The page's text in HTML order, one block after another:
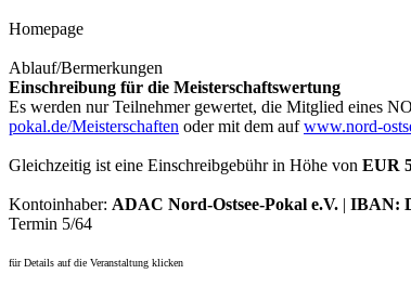
Homepage
Ablauf/Bermerkungen
Einschreibung für die Meisterschaftswertung
Es werden nur Teilnehmer gewertet, die Mitglied eines
pokal.de/Meisterschaften oder mit dem aufwww.nord-
Gleichzeitig ist eine Einschreibgebühr in Höhe von EUR
Kontoinhaber: ADAC Nord-Ostsee-Pokal e.V. | IBAN:
Termin 5/64
für Details auf die Veranstaltung klicken